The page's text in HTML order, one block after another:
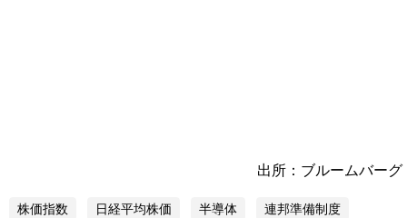
出所：ブルームバーグ
株価指数 日経平均株価 半導体 連邦準備制度